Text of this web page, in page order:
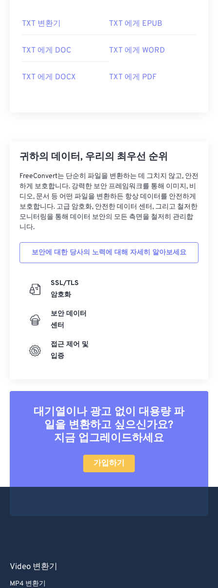
TXT 변환기 TXT 에게 EPUB
TXT 에게 DOC TXT 에게 WORD
TXT 에게 DOCX TXT 에게 PDF
귀하의 데이터, 우리의 최우선 순위
FreeConvert는 단순히 파일을 변환하는 데 그치지 않고, 안전
하게 보호합니다. 강력한 보안 프레임워크를 통해 이미지, 비
디오, 문서 등 어떤 파일을 변환하든 항상 데이터를 안전하게
보호합니다. 고급 암호화, 안전한 데이터 센터, 그리고 철저한
모니터링을 통해 데이터 보안의 모든 측면을 철저히 관리합
니다.
보안에 대한 당사의 노력에 대해 자세히 알아보세요
SSL/TLS
암호화
보안 데이터
센터
접근 제어 및
입증
대기열이나 광고 없이 대용량 파
일을 변환하고 싶으신가요?
지금 업그레이드하세요
가입하기
Video 변환기
MP4 변환기